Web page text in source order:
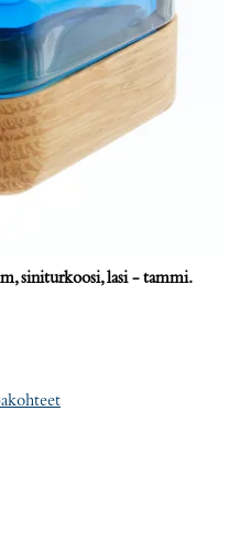
siniturkoosi, lasi - tammi.